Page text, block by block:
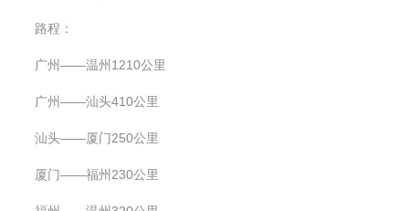
路程：
广州——温州1210公里
广州——汕头410公里
汕头——厦门250公里
厦门——福州230公里